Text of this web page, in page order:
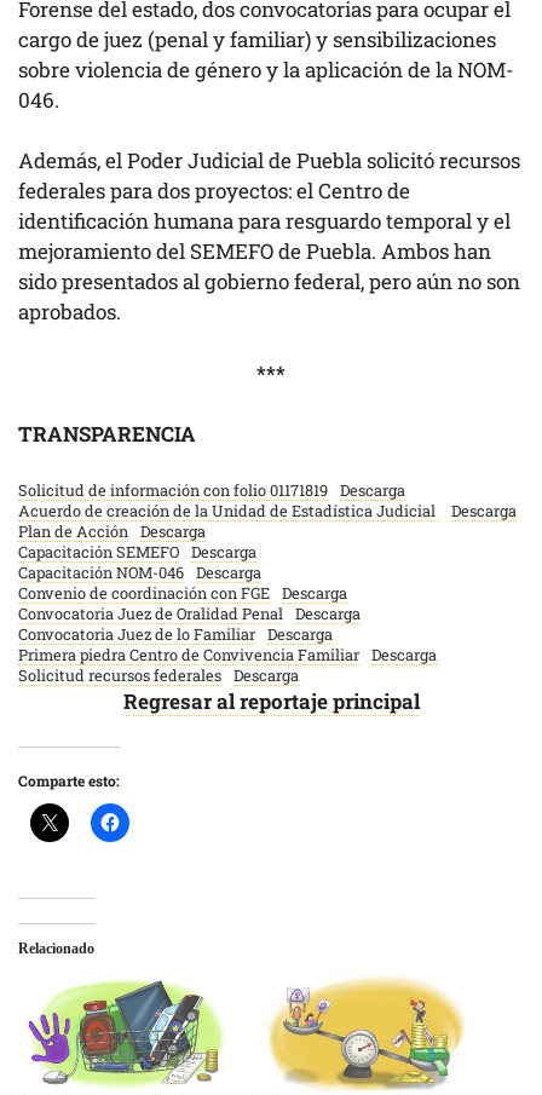
Forense del estado, dos convocatorias para ocupar el
cargo de juez (penal y familiar) y sensibilizaciones
sobre violencia de género y la aplicación de la NOM-
046.
Además, el Poder Judicial de Puebla solicitó recursos
federales para dos proyectos: el Centro de
identificación humana para resguardo temporal y el
mejoramiento del SEMEFO de Puebla. Ambos han
sido presentados al gobierno federal, pero aún no son
aprobados.
***
TRANSPARENCIA
Solicitud de información con folio 01171819
Descarga
Acuerdo de creación de la Unidad de Estadística Judicial
Descarga
Plan de Acción
Descarga
Capacitación SEMEFO
Descarga
Capacitación NOM-046
Descarga
Convenio de coordinación con FGE
Descarga
Convocatoria Juez de Oralidad Penal
Descarga
Convocatoria Juez de lo Familiar
Descarga
Primera piedra Centro de Convivencia Familiar
Descarga
Solicitud recursos federales
Descarga
Regresar al reportaje principal
Comparte esto:
Relacionado